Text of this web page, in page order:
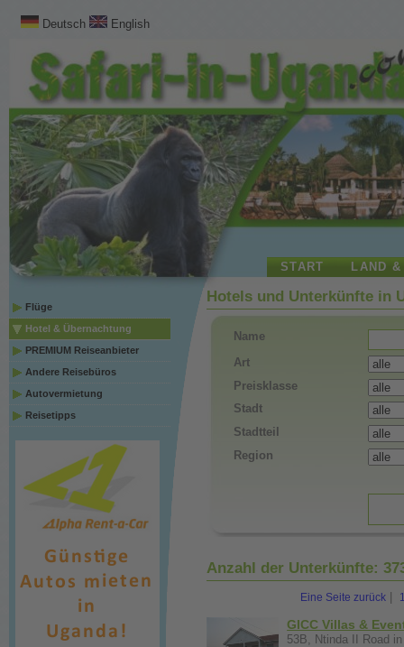
Deutsch English
START LAND
Flüge
Hotel & Übernachtung
PREMIUM Reiseanbieter
Andere Reisebüros
Autovermietung
Reisetipps
Hotels und Unterkünfte in
Name
Art
Preisklasse
Stadt
Stadtteil
Region
Anzahl der Unterkünfte:
Eine Seite zurück
GICC Villas &
53B, Ntinda II Road